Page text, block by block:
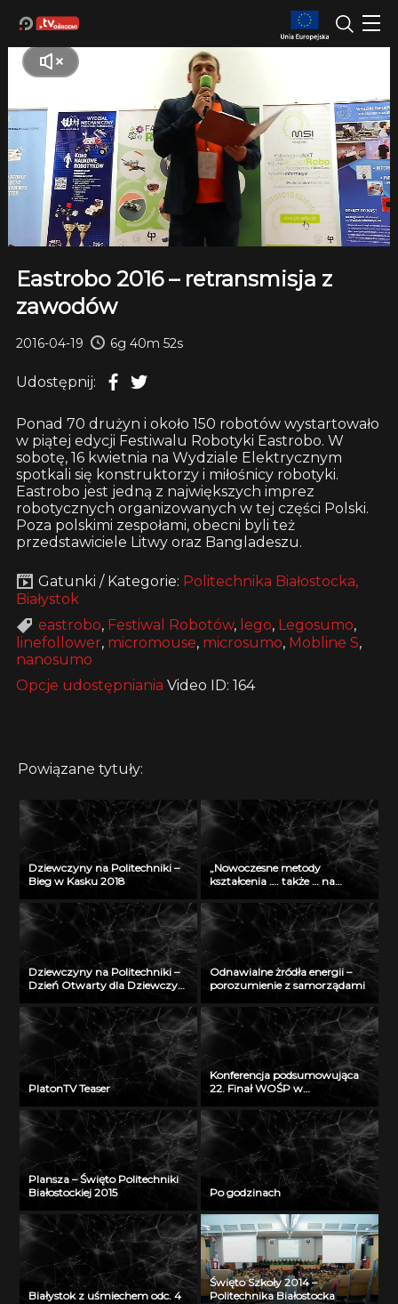
Eastrobo 2016 – retransmisja z
zawodów
2016-04-19 6g 40m 52s
Udostępnij:
Ponad 70 drużyn i około 150 robotów wystartowało
w piątej edycji Festiwalu Robotyki Eastrobo. W
sobotę, 16 kwietnia na Wydziale Elektrycznym
spotkali się konstruktorzy i miłośnicy robotyki.
Eastrobo jest jedną z największych imprez
robotycznych organizowanych w tej części Polski.
Poza polskimi zespołami, obecni byli też
przedstawiciele Litwy oraz Bangladeszu.
Gatunki / Kategorie: Politechnika Białostocka,
Białystok
eastrobo, Festiwal Robotów, lego, Legosumo,
linefollower, micromouse, microsumo, Mobline S,
nanosumo
Opcje udostępniania Video ID: 164
Powiązane tytuły:
Dziewczyny na Politechniki –
Bieg w Kasku 2018
„Nowoczesne metody
kształcenia …. także … na
Radiu Akadera – 11 grudzień
2012
Dziewczyny na Politechniki –
Dzień Otwarty dla Dziewczyn
Odnawialne żródła energii –
porozumienie z samorządami
PlatonTV Teaser
Konferencja podsumowująca
22. Finał WOŚP w
Plansza – Święto Politechniki
Białostockiej 2015
Po godzinach
Białystok z uśmiechem odc. 4
Święto Szkoły 2014 –
Politechnika Białostocka